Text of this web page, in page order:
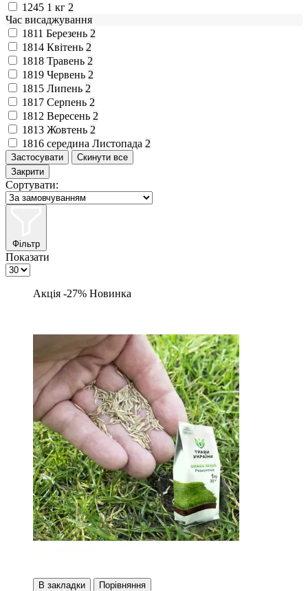
1245 1 кг 2
Час висаджування
1811 Березень 2
1814 Квітень 2
1818 Травень 2
1819 Червень 2
1815 Липень 2
1817 Серпень 2
1812 Вересень 2
1813 Жовтень 2
1816 середина Листопада 2
Закрити
Сортувати:
Фільтр
Показати
Акція -27% Новинка
В закладки Порівняння